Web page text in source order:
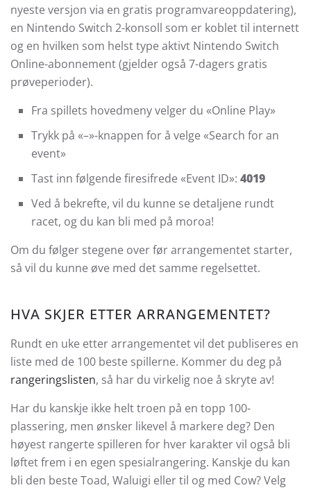
nyeste versjon via en gratis programvareoppdatering),
en Nintendo Switch 2-konsoll som er koblet til internett
og en hvilken som helst type aktivt Nintendo Switch
Online-abonnement (gjelder også 7-dagers gratis
prøveperioder).
Fra spillets hovedmeny velger du «Online Play»
Trykk på «–»-knappen for å velge «Search for an
event»
Tast inn følgende firesifrede «Event ID»: 4019
Ved å bekrefte, vil du kunne se detaljene rundt
racet, og du kan bli med på moroa!
Om du følger stegene over før arrangementet starter,
så vil du kunne øve med det samme regelsettet.
HVA SKJER ETTER ARRANGEMENTET?
Rundt en uke etter arrangementet vil det publiseres en
liste med de 100 beste spillerne. Kommer du deg på
rangeringslisten, så har du virkelig noe å skryte av!
Har du kanskje ikke helt troen på en topp 100-
plassering, men ønsker likevel å markere deg? Den
høyest rangerte spilleren for hver karakter vil også bli
løftet frem i en egen spesialrangering. Kanskje du kan
bli den beste Toad, Waluigi eller til og med Cow? Velg